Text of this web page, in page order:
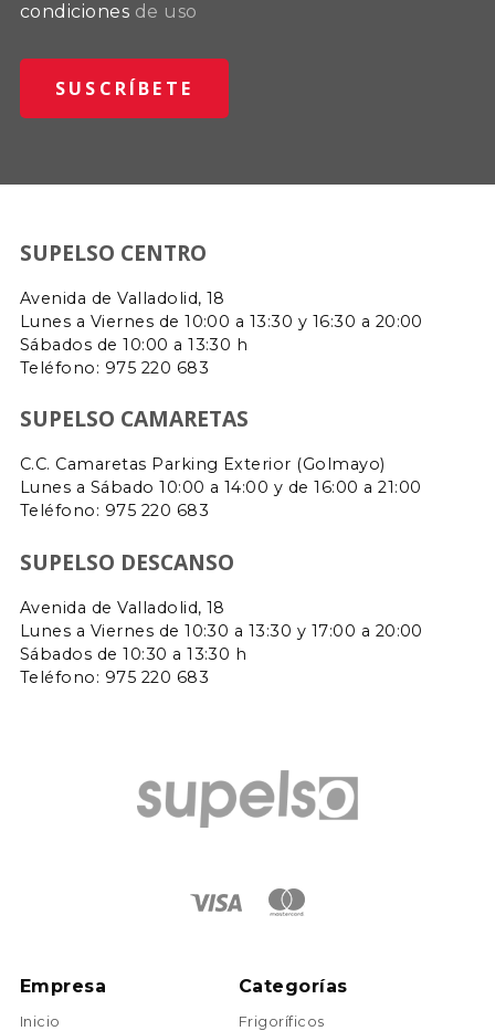
condiciones de uso
SUPELSO CENTRO
Avenida de Valladolid, 18
Lunes a Viernes de 10:00 a 13:30 y 16:30 a 20:00
Sábados de 10:00 a 13:30 h
Teléfono: 975 220 683
SUPELSO CAMARETAS
C.C. Camaretas Parking Exterior (Golmayo)
Lunes a Sábado 10:00 a 14:00 y de 16:00 a 21:00
Teléfono: 975 220 683
SUPELSO DESCANSO
Avenida de Valladolid, 18
Lunes a Viernes de 10:30 a 13:30 y 17:00 a 20:00
Sábados de 10:30 a 13:30 h
Teléfono: 975 220 683
Empresa
Inicio
Categorías
Frigoríficos